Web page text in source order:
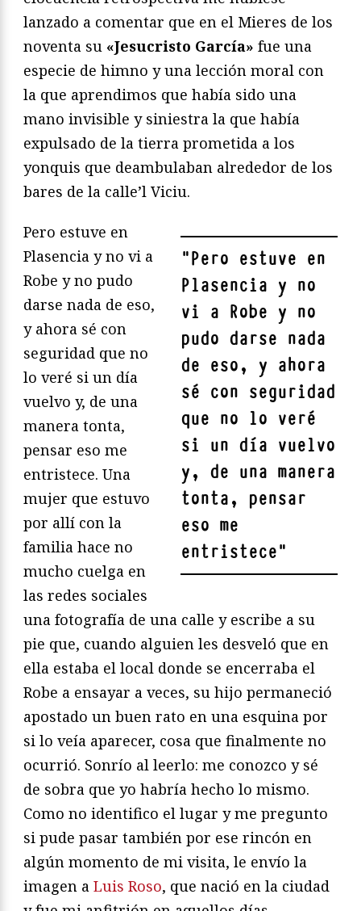
lanzado a comentar que en el Mieres de los
noventa su «Jesucristo García» fue una
especie de himno y una lección moral con
la que aprendimos que había sido una
mano invisible y siniestra la que había
expulsado de la tierra prometida a los
yonquis que deambulaban alrededor de los
bares de la calle’l Viciu.
"Pero estuve en
Plasencia y no
vi a Robe y no
pudo darse nada
de eso, y ahora
sé con seguridad
que no lo veré
si un día vuelvo
y, de una manera
tonta, pensar
eso me
entristece"
Pero estuve en
Plasencia y no vi a
Robe y no pudo
darse nada de eso,
y ahora sé con
seguridad que no
lo veré si un día
vuelvo y, de una
manera tonta,
pensar eso me
entristece. Una
mujer que estuvo
por allí con la
familia hace no
mucho cuelga en
las redes sociales
una fotografía de una calle y escribe a su
pie que, cuando alguien les desveló que en
ella estaba el local donde se encerraba el
Robe a ensayar a veces, su hijo permaneció
apostado un buen rato en una esquina por
si lo veía aparecer, cosa que finalmente no
ocurrió. Sonrío al leerlo: me conozco y sé
de sobra que yo habría hecho lo mismo.
Como no identifico el lugar y me pregunto
si pude pasar también por ese rincón en
algún momento de mi visita, le envío la
imagen a Luis Roso, que nació en la ciudad